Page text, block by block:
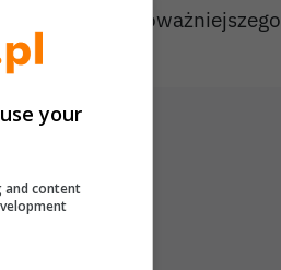
nikomu nic poważniejszego
your
and content